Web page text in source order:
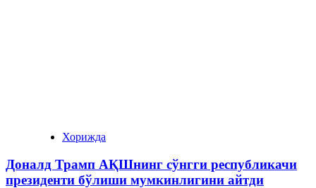
Хорижда
Доналд Трамп АҚШнинг сўнгги республикачи
президенти бўлиши мумкинлигини айтди